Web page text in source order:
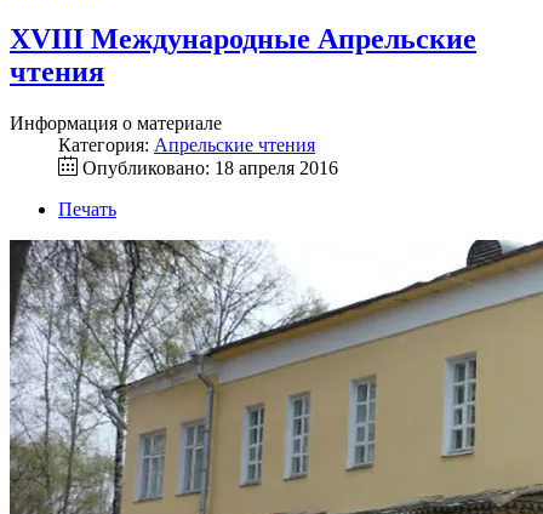
XVIII Международные Апрельские
чтения
Информация о материале
Категория: Апрельские чтения
Опубликовано: 18 апреля 2016
Печать